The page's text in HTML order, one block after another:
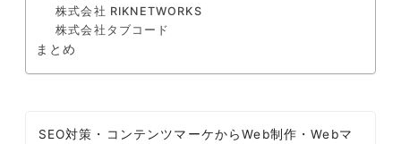
株式会社 RIKNETWORKS
株式会社タブコード
まとめ
SEO対策・コンテンツマーケからWeb制作・Webマ